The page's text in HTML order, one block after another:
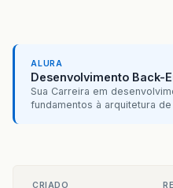
ALURA
Desenvolvimento Back-
Sua Carreira em
fundamentos à arquitetura de
CRIADO